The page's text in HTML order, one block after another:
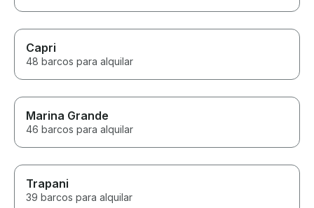
day felt private, personal, and
and comfortable before and
throughout the trip, and their
highlights of our Italy vacation
and a truly unforgettable
experience for our family. I
would highly recommend
Antonino’s Sun In Boat tours to
anyone looking for a high-
quality private boat in Sorrento,
Capri, or the Amalfi Coast. Five
stars without hesitation.
Coast!
Capri
48 barcos para alquilar
Marina Grande
46 barcos para alquilar
Trapani
39 barcos para alquilar